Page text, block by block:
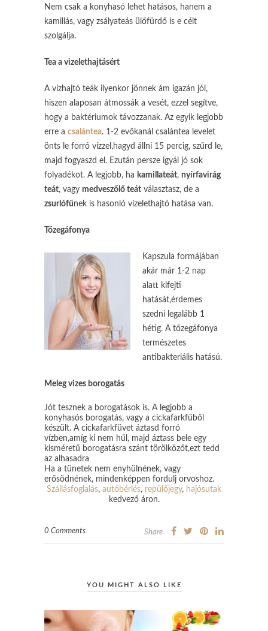
Nem csak a konyhasó lehet hatásos, hanem a
kamillás, vagy zsályateás ülőfürdő is e célt
szolgálja.
Tea a vizelethajtásért
A vízhajtó teák ilyenkor jönnek ám igazán jól,
hiszen alaposan átmossák a vesét, ezzel segítve,
hogy a baktériumok távozzanak. Az egyik legjobb
erre a csalántea. 1-2 evőkanál csalántea levelet
önts le forró vízzel,hagyd állni 15 percig, szűrd le,
majd fogyaszd el. Ezután persze igyál jó sok
folyadékot. A legjobb, ha kamillateát, nyírfavirág
teát, vagy medveszőlő teát választasz, de a
zsurlófűnek is hasonló vizelethajtó hatása van.
Tőzegáfonya
Kapszula formájában
akár már 1-2 nap
alatt kifejti
hatását,érdemes
szedni legalább 1
hétig. A tőzegáfonya
természetes
antibakteriális hatású.
Meleg vizes borogatás
Jót tesznek a borogatások is. A legjobb a
konyhasós borogatás, vagy a cickafarkfűből
készült. A cickafarkfüvet áztasd forró
vízben,amíg ki nem hűl, majd áztass bele egy
kisméretű borogatásra szánt törölközőt,ezt tedd
az alhasadra
Ha a tünetek nem enyhülnének, vagy
erősödnének, mindenképpen fordulj orvoshoz.
Szállásfoglalás, autóbérlés, repülőjegy, hajósutak
kedvező áron.
0 Comments Share
YOU MIGHT ALSO LIKE